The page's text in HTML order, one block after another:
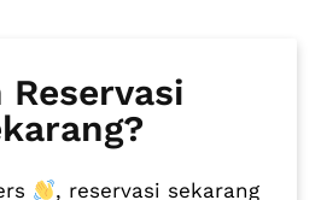
Reservasi
, reservasi sekarang